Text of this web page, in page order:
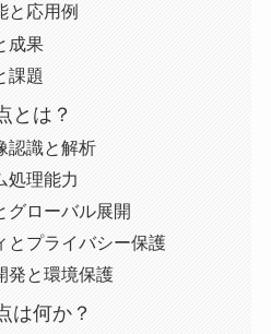
と応用例
成果
課題
とは？
認識と解析
処理能力
グローバル展開
とプライバシー保護
発と環境保護
は何か？